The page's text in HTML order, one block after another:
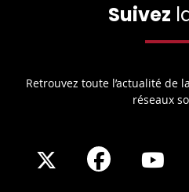
Suivez
Retrouvez toute l’actualité de
réseaux
ShareShare